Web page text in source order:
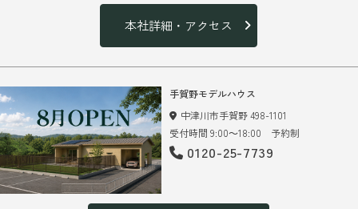
本社詳細・アクセス
手賀野モデルハウス
中津川市手賀野 498-1101
受付時間 9:00～18:00 予約制
0120-25-7739